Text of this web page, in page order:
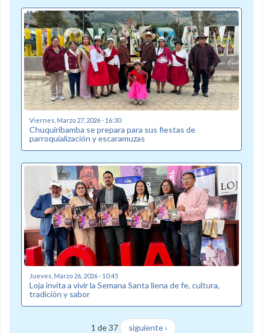
Viernes, Marzo 27, 2026 - 16:30
Chuquiribamba se prepara para sus fiestas de
parroquialización y escaramuzas
Jueves, Marzo 26, 2026 - 10:45
Loja invita a vivir la Semana Santa llena de fe, cultura,
tradición y sabor
1 de 37 siguiente ›